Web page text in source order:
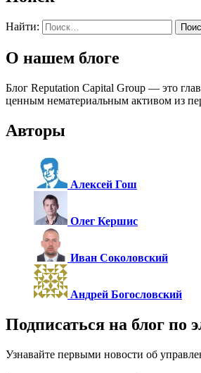
Найти:
О нашем блоге
Блог Reputation Capital Group — это
ценным нематериальным активом из
Авторы
Алексей Гош
Олег Кершис
Иван Соколовский
Андрей Богословский
Подписаться на блог по
Узнавайте первыми новости об